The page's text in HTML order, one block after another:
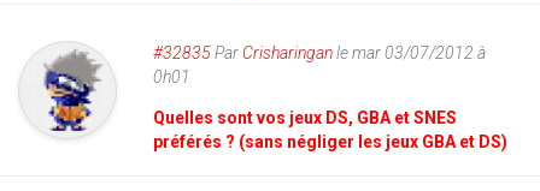
#32835Par Crisharinganle mar 03/07/2012 à
0h01
Quelles sont vos jeux DS, GBA et SNES
préférés ? (sans négliger les jeux GBA et DS)